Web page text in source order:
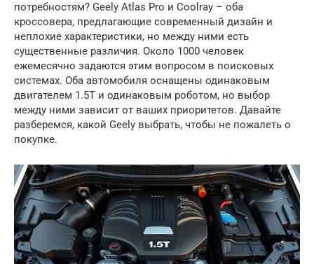
потребностям? Geely Atlas Pro и Coolray – оба
кроссовера, предлагающие современный дизайн и
неплохие характеристики, но между ними есть
существенные различия. Около 1000 человек
ежемесячно задаются этим вопросом в поисковых
системах. Оба автомобиля оснащены одинаковым
двигателем 1.5T и одинаковым роботом, но выбор
между ними зависит от ваших приоритетов. Давайте
разберемся, какой Geely выбрать, чтобы не пожалеть о
покупке.